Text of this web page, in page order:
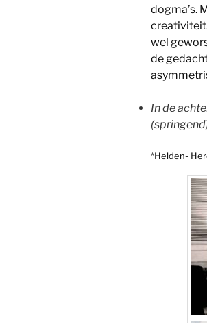
dogma’s.
wel
de
In de
*Helden-